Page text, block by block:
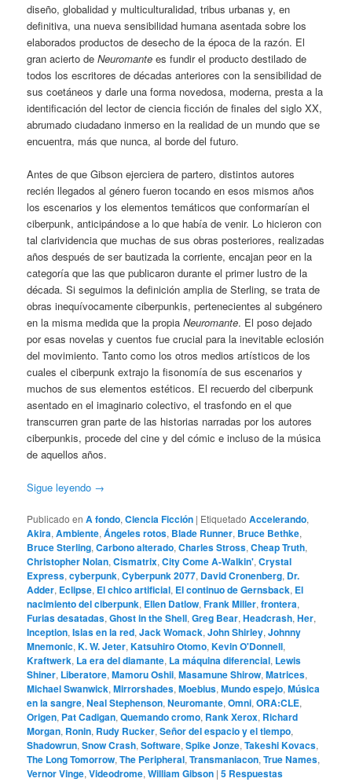
diseño, globalidad y multiculturalidad, tribus urbanas y, en
definitiva, una nueva sensibilidad humana asentada sobre los
elaborados productos de desecho de la época de la razón. El
gran acierto deNeuromante es fundir el producto destilado de
todos los escritores de décadas anteriores con la sensibilidad de
sus coetáneos y darle una forma novedosa, moderna, presta a la
identificación del lector de ciencia ficción de finales del siglo XX,
abrumado ciudadano inmerso en la realidad de un mundo que se
encuentra, más que nunca, al borde del futuro.
Antes de que Gibson ejerciera de partero, distintos autores
recién llegados al género fueron tocando en esos mismos años
los escenarios y los elementos temáticos que conformarían el
ciberpunk, anticipándose a lo que había de venir. Lo hicieron con
tal clarividencia que muchas de sus obras posteriores, realizadas
años después de ser bautizada la corriente, encajan peor en la
categoría que las que publicaron durante el primer lustro de la
década. Si seguimos la definición amplia de Sterling, se trata de
obras inequívocamente ciberpunkis, pertenecientes al subgénero
en la misma medida que la propiaNeuromante. El poso dejado
por esas novelas y cuentos fue crucial para la inevitable eclosión
del movimiento. Tanto como los otros medios artísticos de los
cuales el ciberpunk extrajo la fisonomía de sus escenarios y
muchos de sus elementos estéticos. El recuerdo del ciberpunk
asentado en el imaginario colectivo, el trasfondo en el que
transcurren gran parte de las historias narradas por los autores
ciberpunkis, procede del cine y del cómic e incluso de la música
de aquellos años.
Sigue leyendo →
Publicado en A fondo,Ciencia Ficción | Etiquetado Accelerando,
Akira,Ambiente,Ángeles rotos, Blade Runner, Bruce Bethke,
Bruce Sterling,Carbono alterado,Charles Stross,Cheap Truth,
Christopher Nolan,Cismatrix,City Come A-Walkin',Crystal
Express,cyberpunk,Cyberpunk 2077, David Cronenberg, Dr.
Adder, Eclipse, El chico artificial, El continuo de Gernsback, El
nacimiento del ciberpunk, Ellen Datlow,Frank Miller,frontera,
Furias desatadas,Ghost in the Shell,Greg Bear,Headcrash,Her,
Inception,Islas en la red,Jack Womack,John Shirley,Johnny
Mnemonic,K. W. Jeter,Katsuhiro Otomo,Kevin O'Donnell,
Kraftwerk, La era del diamante, La máquina diferencial, Lewis
Shiner, Liberatore,Mamoru Oshii,Masamune Shirow,Matrices,
Michael Swanwick,Mirrorshades,Moebius,Mundo espejo,Música
en la sangre,Neal Stephenson,Neuromante,Omni,ORA:CLE,
Origen, Pat Cadigan,Quemando cromo, Rank Xerox, Richard
Morgan, Ronin, Rudy Rucker,Señor del espacio y el tiempo,
Shadowrun,Snow Crash,Software,Spike Jonze,Takeshi Kovacs,
The Long Tomorrow,The Peripheral,Transmaniacon,True Names,
Vernor Vinge,Videodrome,William Gibson |5 Respuestas